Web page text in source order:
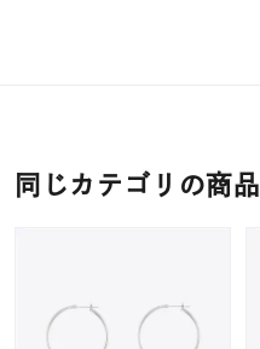
同じカテゴリの商品